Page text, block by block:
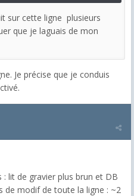
sur cette ligne plusieurs
que je laguais de mon
Je précise que je conduis
: lit de gravier plus brun et DB
de modif de toute la ligne : ~2